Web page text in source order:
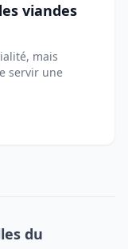
viandes
mais
servir une
du